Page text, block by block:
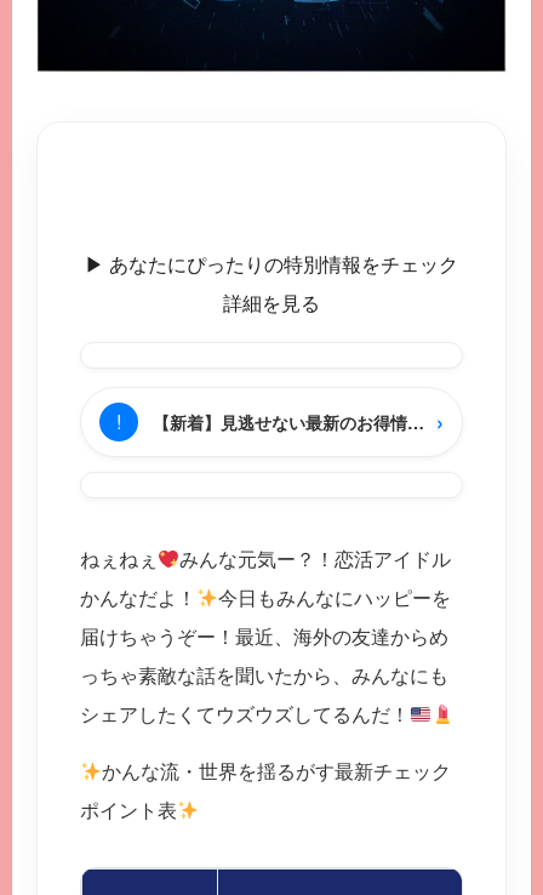
▶︎ あなたにぴったりの特別情報をチェック
詳細を見る
! 【新着】見逃せない最新のお得情報をチェック ›
ねぇねぇ
みんな元気ー？！恋活アイドル
かんなだよ！
今日もみんなにハッピーを
届けちゃうぞー！最近、海外の友達からめ
っちゃ素敵な話を聞いたから、みんなにも
シェアしたくてウズウズしてるんだ！
かんな流・世界を揺るがす最新チェック
ポイント表